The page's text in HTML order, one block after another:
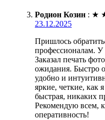
Родион Козин : ★
23.12.2025
Пришлось
профессионалам. У
Заказал печать
ожидания. Быстро
удобно и
яркие, четкие, как
быстрая, никаких
Рекомендую всем,
оперативность!